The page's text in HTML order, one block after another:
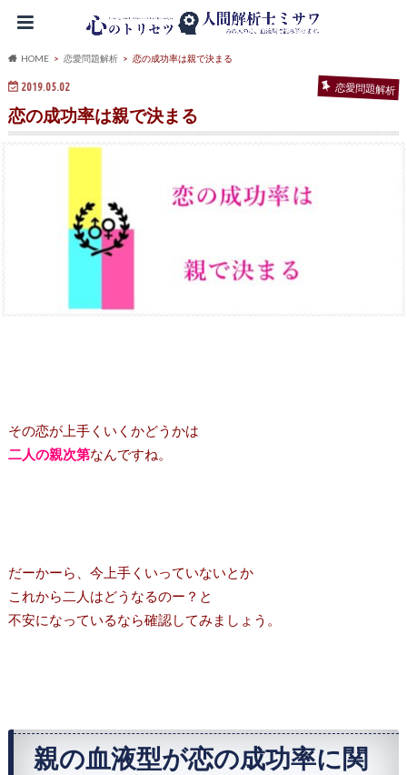
HOME 恋愛問題解析 恋の成功率は親で決まる
2019.05.02 恋愛問題解析
恋の成功率は親で決まる
その恋が上手くいくかどうかは
二人の親次第なんですね。
だーかーら、今上手くいっていないとか
これから二人はどうなるのー？と
不安になっているなら確認してみましょう。
親の血液型が恋の成功率に関